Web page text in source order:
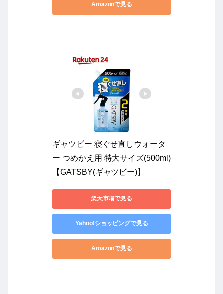
Amazonで見る
ギャツビー 寝ぐせ直しウォータ
ー つめかえ用 特大サイズ(500ml)
【GATSBY(ギャツビー)】
楽天市場で見る
Yahoo!ショッピングで見る
Amazonで見る